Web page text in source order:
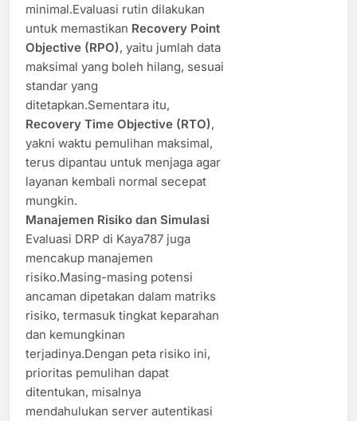
minimal.Evaluasi rutin dilakukan
untuk memastikan Recovery Point
Objective (RPO), yaitu jumlah data
maksimal yang boleh hilang, sesuai
standar yang
ditetapkan.Sementara itu,
Recovery Time Objective (RTO),
yakni waktu pemulihan maksimal,
terus dipantau untuk menjaga agar
layanan kembali normal secepat
mungkin.
Manajemen Risiko dan Simulasi
Evaluasi DRP di Kaya787 juga
mencakup manajemen
risiko.Masing-masing potensi
ancaman dipetakan dalam matriks
risiko, termasuk tingkat keparahan
dan kemungkinan
terjadinya.Dengan peta risiko ini,
prioritas pemulihan dapat
ditentukan, misalnya
mendahulukan server autentikasi